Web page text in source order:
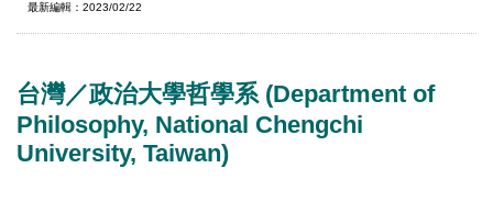
最新編輯：2023/02/22
台灣／政治大學哲學系 (Department of
Philosophy, National Chengchi
University, Taiwan)